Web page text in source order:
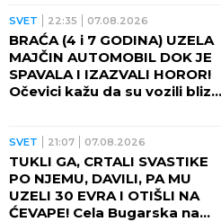
SVET 22:35 07.08.2026
BRAĆA (4 i 7 GODINA) UZELA
MAJČIN AUTOMOBIL DOK JE
SPAVALA I IZAZVALI HOROR!
Očevici kažu da su vozili blizu
SVET 21:07 07.08.2026
TUKLI GA, CRTALI SVASTIKE
PO NJEMU, DAVILI, PA MU
UZELI 30 EVRA I OTIŠLI NA
ĆEVAPE! Cela Bugarska na